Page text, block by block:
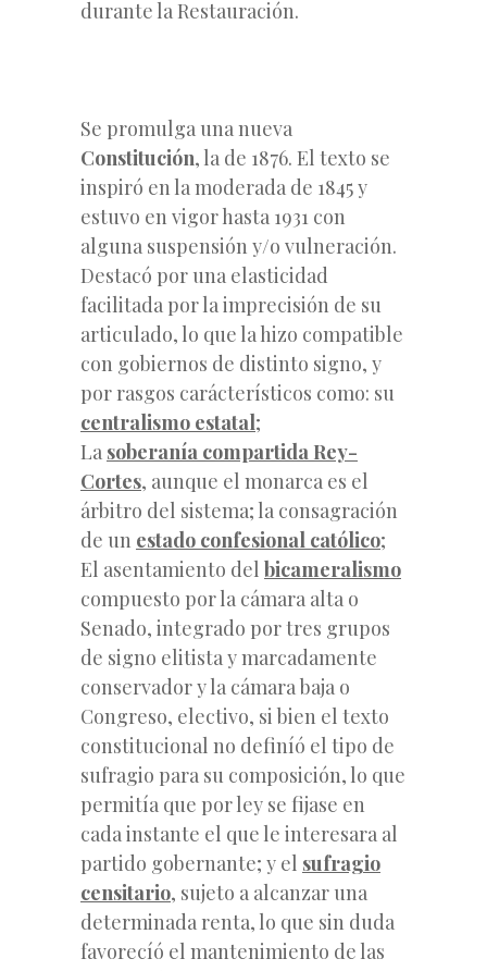
durante la Restauración.
Se promulga una nueva
Constitución, la de 1876. El texto se
inspiró en la moderada de 1845 y
estuvo en vigor hasta 1931 con
alguna suspensión y/o vulneración.
Destacó por una elasticidad
facilitada por la imprecisión de su
articulado, lo que la hizo compatible
con gobiernos de distinto signo, y
por rasgos carácterísticos como: su
centralismo estatal;
La soberanía compartida Rey-
Cortes, aunque el monarca es el
árbitro del sistema; la consagración
de un estado confesional católico;
El asentamiento del bicameralismo
compuesto por la cámara alta o
Senado, integrado por tres grupos
de signo elitista y marcadamente
conservador y la cámara baja o
Congreso, electivo, si bien el texto
constitucional no definíó el tipo de
sufragio para su composición, lo que
permitía que por ley se fijase en
cada instante el que le interesara al
partido gobernante; y el sufragio
censitario, sujeto a alcanzar una
determinada renta, lo que sin duda
favorecíó el mantenimiento de las